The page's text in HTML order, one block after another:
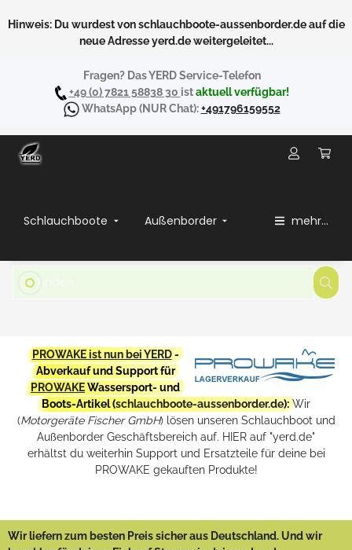
Hinweis: Du wurdest von schlauchboote-aussenborder.de auf die
neue Adresse yerd.de weitergeleitet...
Fragen? Das YERD Service-Telefon
+49 (0) 7821 58838 30 istaktuell verfügbar!
WhatsApp(NUR Chat):+491796159552
Schlauchboote Außenborder mehr...
PROWAKE ist nun bei YERD-
Abverkauf und Support für
PROWAKEWassersport- und
Boots-Artikel (schlauchboote-aussenborder.de): Wir
(Motorgeräte Fischer GmbH) lösen unseren Schlauchboot und
Außenborder Geschäftsbereich auf. HIER auf "yerd.de"
erhältst du weiterhin Support und Ersatzteile für deine bei
PROWAKE gekauften Produkte!
Wir liefern zum besten Preis sicher aus Deutschland. Und wir